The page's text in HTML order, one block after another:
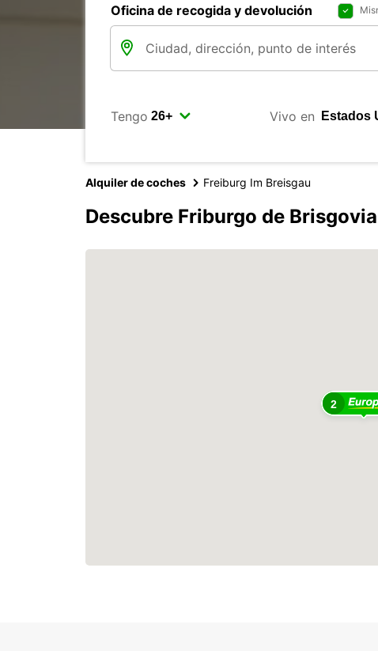
Oficina de recogida y devolución
Tengo Vivo en
Alquiler de coches Freiburg Im Breisgau
Descubre Friburgo de
2